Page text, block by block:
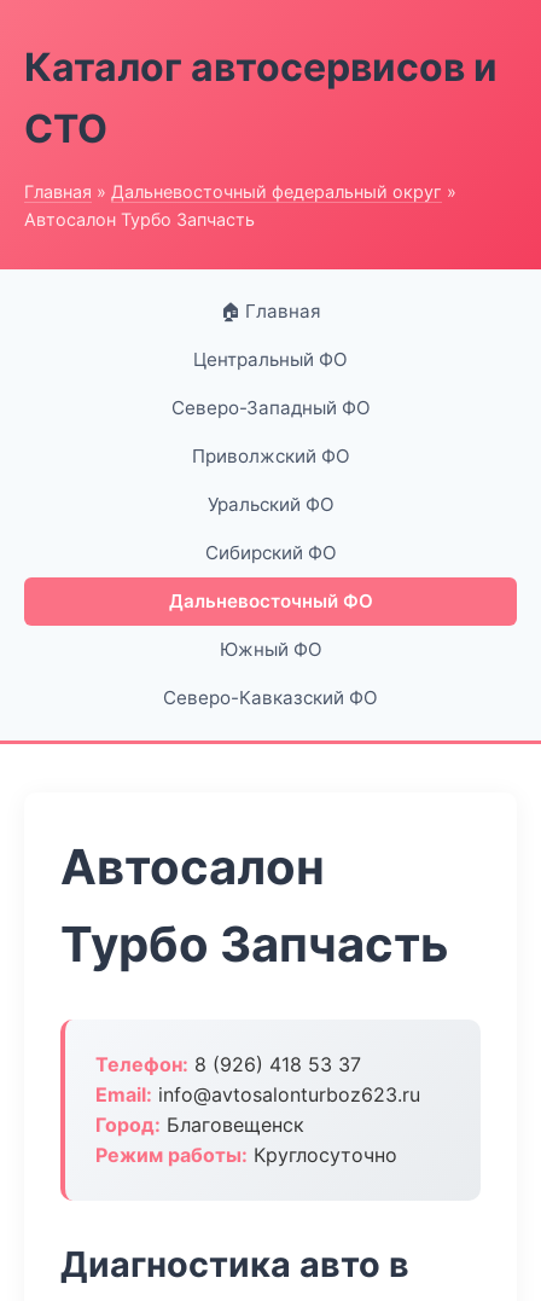
Каталог автосервисов и
СТО
Главная » Дальневосточный федеральный округ »
Автосалон Турбо Запчасть
🏠 Главная
Центральный ФО
Северо-Западный ФО
Приволжский ФО
Уральский ФО
Сибирский ФО
Дальневосточный ФО
Южный ФО
Северо-Кавказский ФО
Автосалон
Турбо Запчасть
Телефон: 8 (926) 418 53 37
Email: info@avtosalonturboz623.ru
Город: Благовещенск
Режим работы: Круглосуточно
Диагностика авто в